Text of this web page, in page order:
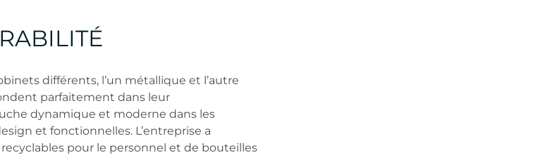
différents, l’un métallique et l’autre
parfaitement dans leur
dynamique et moderne dans les
et fonctionnelles. L’entreprise a
pour le personnel et de bouteilles